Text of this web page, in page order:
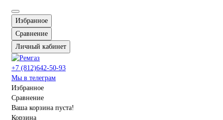
Избранное
Сравнение
Личный кабинет
+7 (812)642-50-93
Мы в телеграм
Избранное
Сравнение
Ваша корзина пуста!
Корзина